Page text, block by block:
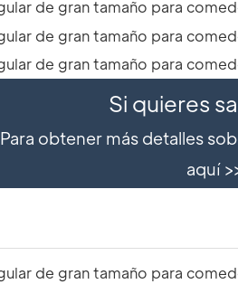
Si quieres
Para obtener más detalles
aquí